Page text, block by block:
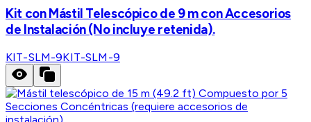
Kit con Mástil Telescópico de 9 m con Accesorios
de Instalación (No incluye retenida).
KIT-SLM-9KIT-SLM-9